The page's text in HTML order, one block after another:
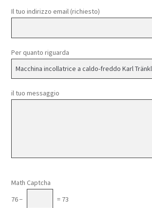
Il tuo indirizzo email (richiesto)
Per quanto riguarda
il tuo messaggio
Math Captcha
76 −
= 73